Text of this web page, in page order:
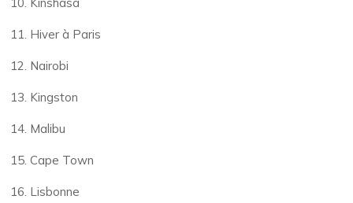
Hiver à Paris
Nairobi
Kingston
Malibu
Cape Town
Lisbonne